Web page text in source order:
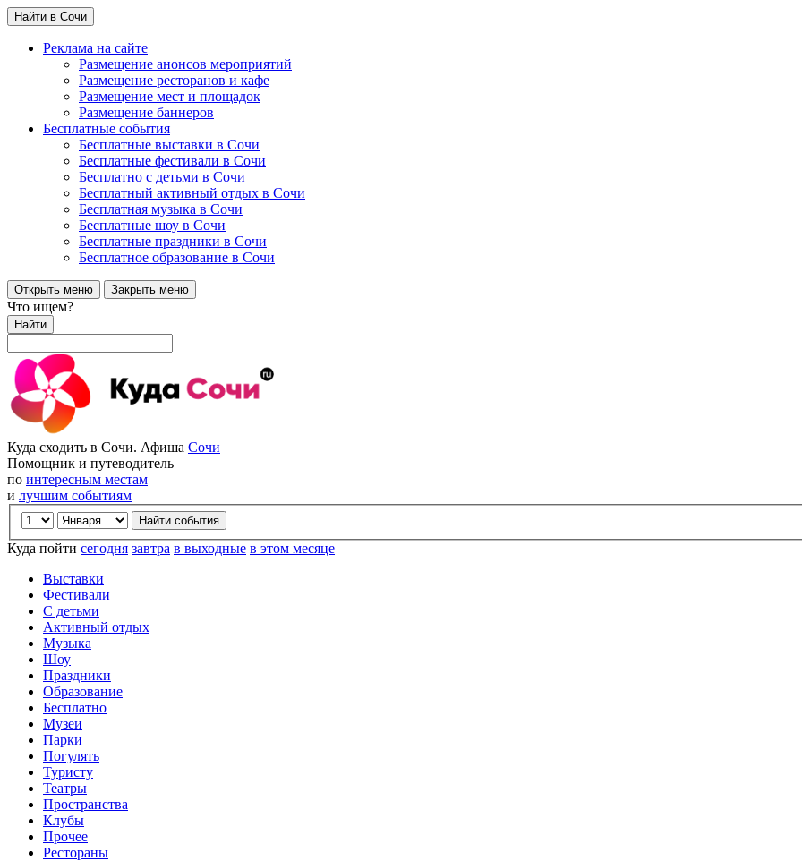
Найти в Сочи
Реклама на сайте
Размещение анонсов мероприятий
Размещение ресторанов и кафе
Размещение мест и площадок
Размещение баннеров
Бесплатные события
Бесплатные выставки в Сочи
Бесплатные фестивали в Сочи
Бесплатно с детьми в Сочи
Бесплатный активный отдых в Сочи
Бесплатная музыка в Сочи
Бесплатные шоу в Сочи
Бесплатные праздники в Сочи
Бесплатное образование в Сочи
Открыть меню Закрыть меню
Что ищем?
Найти
Куда сходить в Сочи. Афиша Сочи
Помощник и путеводитель
по интересным местам
и лучшим событиям
Куда пойти сегодня завтра в выходные в этом месяце
Выставки
Фестивали
С детьми
Активный отдых
Музыка
Шоу
Праздники
Образование
Бесплатно
Музеи
Парки
Погулять
Туристу
Театры
Пространства
Клубы
Прочее
Рестораны